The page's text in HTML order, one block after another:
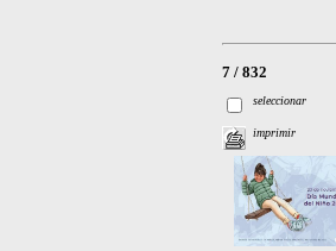
7 / 832
seleccionar
imprimir